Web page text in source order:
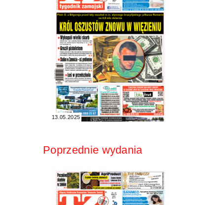
13.05.2025
Poprzednie wydania